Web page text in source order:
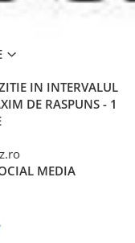
IN INTERVALUL
DE RASPUNS - 1
MEDIA